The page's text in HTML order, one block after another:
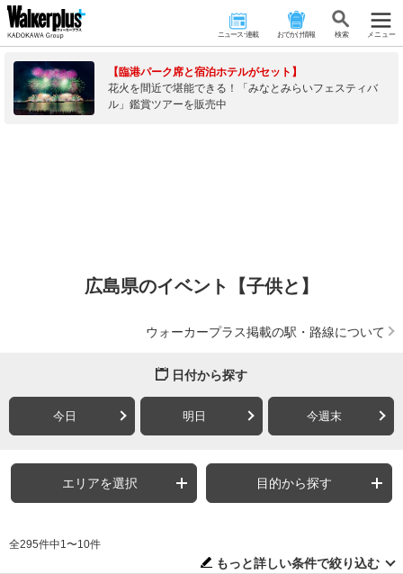
ニュース･連載 おでかけ情報 検 索 メニュー
【臨港パーク席と宿泊ホテルがセット】
花火を間近で堪能できる！「みなとみらいフェスティバ
ル」鑑賞ツアーを販売中
広島県のイベント【子供と】
ウォーカープラス掲載の駅・路線について
日付から探す
今日 明日 今週末
エリアを選択 目的から探す
全295件中1〜10件
もっと詳しい条件で絞り込む